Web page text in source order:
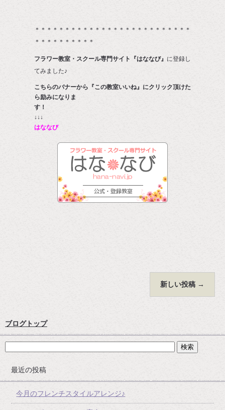
＊＊＊＊＊＊＊＊＊＊＊＊＊＊＊＊＊＊＊＊＊＊＊＊＊＊
＊＊＊＊＊＊＊＊＊＊
フラワー教室・スクール専門サイト『はななび』 に登録し
てみました♪
こちらのバナーから『この教室いいね』にクリック頂けた
ら励みになりま
す
↓↓↓
はななび
新しい投稿 →
ブログトップ
最近の投稿
今月のフレンチスタイルアレンジ♪